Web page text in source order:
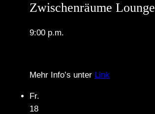
Zwischenräume Lounge
9:00 p.m.
Mehr Info’s unter Link
Fr.
18